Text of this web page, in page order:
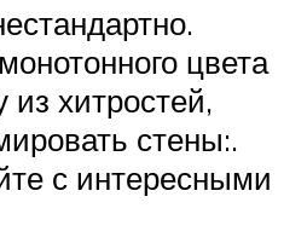
цвета
из хитростей,
стены:.
с интересными